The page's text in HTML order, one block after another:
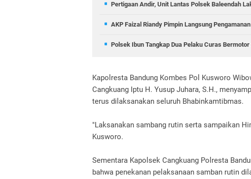
Pertigaan Andir, Unit Lantas Polsek Baleendah
AKP Faizal Riandy Pimpin Langsung
Polsek Ibun Tangkap Dua Pelaku Curas
Kapolresta Bandung Kombes Pol Kusworo
Cangkuang Iptu H. Yusup Juhara, S.H.,
terus dilaksanakan seluruh Bhabinkamtibmas.
"Laksanakan sambang rutin serta sampaikan
Kusworo.
Sementara Kapolsek Cangkuang Polresta
bahwa penekanan pelaksanaan samban rutin